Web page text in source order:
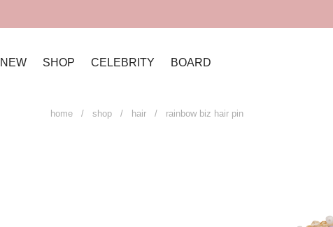
NEW SHOP CELEBRITY BOARD
home / shop / hair / rainbow biz hair pin